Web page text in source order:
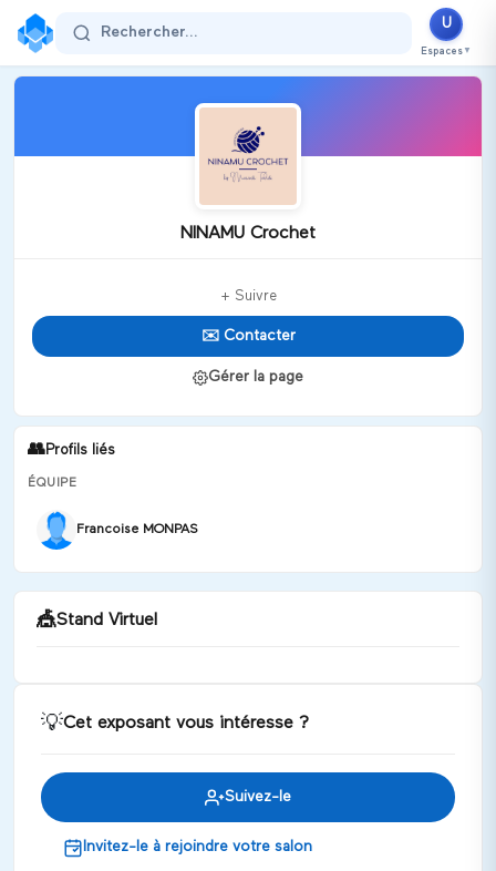
Rechercher...
U
Espaces ▼
NINAMU Crochet
+ Suivre
✉️ Contacter
Gérer la page
👥Profils liés
ÉQUIPE
Francoise MONPAS
🎪Stand Virtuel
Le crochet, la tendance éthique & chic : adoptez
💡Cet exposant vous intéresse ?
Suivez-le
Invitez-le à rejoindre votre salon